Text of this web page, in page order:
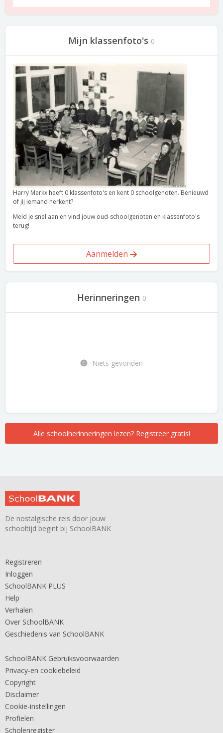
Mijn klassenfoto's 0
Harry Merkx heeft 0 klassenfoto's en kent 0 schoolgenoten. Benieuwd
of jij iemand herkent?
Meld je snel aan en vind jouw oud-schoolgenoten en klassenfoto's
terug!
Aanmelden
Herinneringen 0
Niets gevonden
Alle schoolherinneringen lezen? Registreer gratis!
De nostalgische reis door jouw
schooltijd begint bij SchoolBANK
Registreren
Inloggen
SchoolBANK PLUS
Help
Verhalen
Over SchoolBANK
Geschiedenis van SchoolBANK
SchoolBANK Gebruiksvoorwaarden
Privacy-en cookiebeleid
Copyright
Disclaimer
Cookie-instellingen
Profielen
Scholenregister